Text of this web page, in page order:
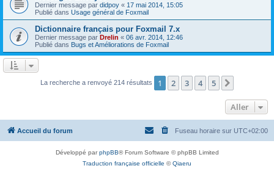
Dernier message par didpoy « 17 mai 2014, 15:05
Publié dans Usage général de Foxmail
Dictionnaire français pour Foxmail 7.x
Dernier message par Drelin « 06 avr. 2014, 12:46
Publié dans Bugs et Améliorations de Foxmail
La recherche a renvoyé 214 résultats 1 2 3 4 5
Aller
Accueil du forum Fuseau horaire sur UTC+02:00
Développé parphpBB® Forum Software © phpBB Limited
Traduction française officielle ©Qiaeru